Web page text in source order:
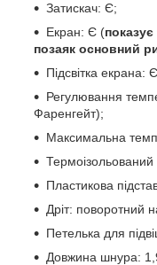
Затискач: Є;
Екран: Є (
позаяк основний
Підсвітка екрана:
Регулювання
Фаренгейт);
Максимальна
Термоізольований
Пластикова
Дріт: поворотний
Петелька для
Довжина шнура: